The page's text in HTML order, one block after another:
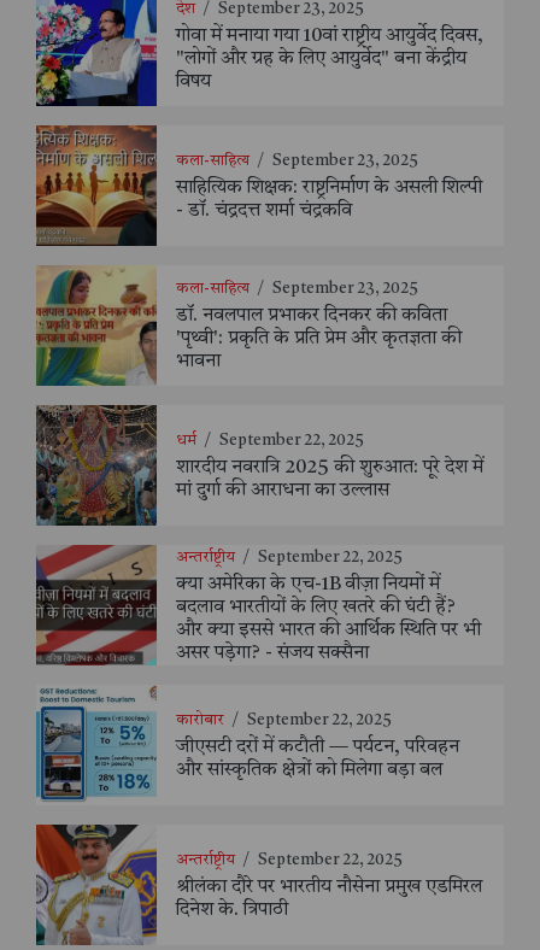
देश / September 23, 2025
गोवा में मनाया गया 10वां राष्ट्रीय आयुर्वेद दिवस,
"लोगों और ग्रह के लिए आयुर्वेद" बना केंद्रीय
विषय
कला-साहित्य / September 23, 2025
साहित्यिक शिक्षक: राष्ट्रनिर्माण के असली शिल्पी
- डॉ. चंद्रदत्त शर्मा चंद्रकवि
कला-साहित्य / September 23, 2025
डॉ. नवलपाल प्रभाकर दिनकर की कविता
'पृथ्वी': प्रकृति के प्रति प्रेम और कृतज्ञता की
भावना
धर्म / September 22, 2025
शारदीय नवरात्रि 2025 की शुरुआत: पूरे देश में
मां दुर्गा की आराधना का उल्लास
अन्तर्राष्ट्रीय / September 22, 2025
क्या अमेरिका के एच-1B वीज़ा नियमों में
बदलाव भारतीयों के लिए खतरे की घंटी हैं?
और क्या इससे भारत की आर्थिक स्थिति पर भी
असर पड़ेगा? - संजय सक्सैना
कारोबार / September 22, 2025
जीएसटी दरों में कटौती — पर्यटन, परिवहन
और सांस्कृतिक क्षेत्रों को मिलेगा बड़ा बल
अन्तर्राष्ट्रीय / September 22, 2025
श्रीलंका दौरे पर भारतीय नौसेना प्रमुख एडमिरल
दिनेश के. त्रिपाठी